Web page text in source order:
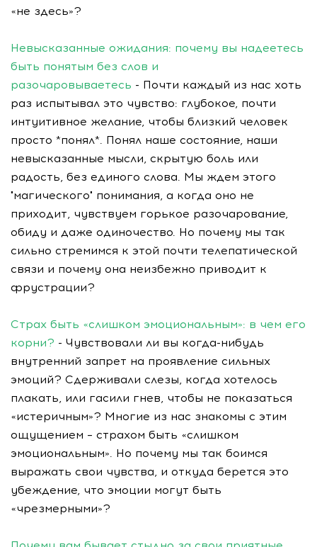
«не здесь»?
Невысказанные ожидания: почему вы надеетесь
быть понятым без слов и
разочаровываетесь - Почти каждый из нас хоть
раз испытывал это чувство: глубокое, почти
интуитивное желание, чтобы близкий человек
просто *понял*. Понял наше состояние, наши
невысказанные мысли, скрытую боль или
радость, без единого слова. Мы ждем этого
"магического" понимания, а когда оно не
приходит, чувствуем горькое разочарование,
обиду и даже одиночество. Но почему мы так
сильно стремимся к этой почти телепатической
связи и почему она неизбежно приводит к
фрустрации?
Страх быть «слишком эмоциональным»: в чем его
корни? - Чувствовали ли вы когда-нибудь
внутренний запрет на проявление сильных
эмоций? Сдерживали слезы, когда хотелось
плакать, или гасили гнев, чтобы не показаться
«истеричным»? Многие из нас знакомы с этим
ощущением – страхом быть «слишком
эмоциональным». Но почему мы так боимся
выражать свои чувства, и откуда берется это
убеждение, что эмоции могут быть
«чрезмерными»?